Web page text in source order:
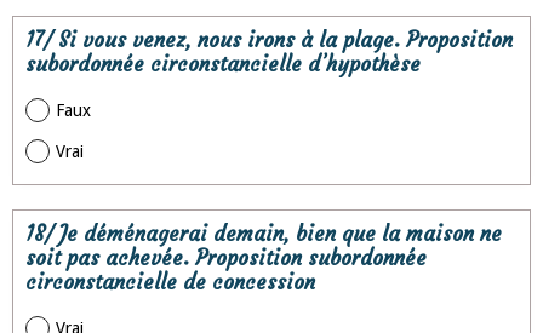
17/ Si vous venez, nous irons à la plage. Proposition
subordonnée circonstancielle d’hypothèse
Faux
Vrai
18/ Je déménagerai demain, bien que la maison ne
soit pas achevée. Proposition subordonnée
circonstancielle de concession
Vrai